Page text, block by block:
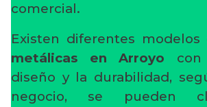
comercial.
Existen diferentes modelos
metálicas en Arroyo con
diseño y la durabilidad,
negocio, se pueden